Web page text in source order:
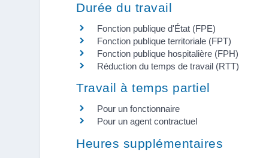
Durée du travail
Fonction publique d'État (FPE)
Fonction publique territoriale (FPT)
Fonction publique hospitalière (FPH)
Réduction du temps de travail (RTT)
Travail à temps partiel
Pour un fonctionnaire
Pour un agent contractuel
Heures supplémentaires